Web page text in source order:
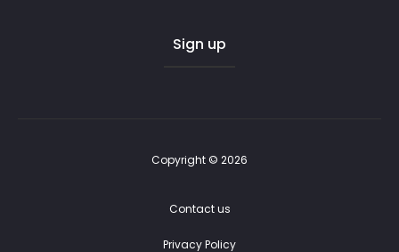
Copyright © 2026
Contact us
Privacy Policy